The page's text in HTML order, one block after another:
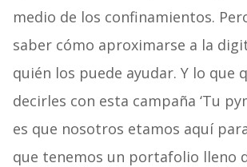
medio de los confinamientos.
saber cómo aproximarse a la
quién los puede ayudar. Y lo que
decirles con esta campaña ‘Tu
es que nosotros etamos aquí
que tenemos un portafolio lleno